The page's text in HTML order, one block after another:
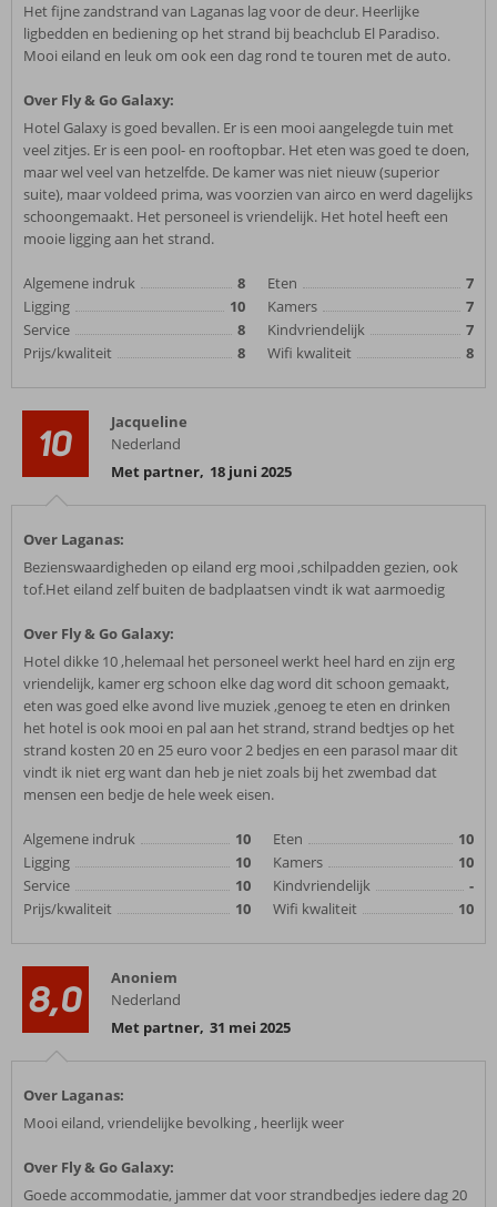
Het fijne zandstrand van Laganas lag voor de deur. Heerlijke
ligbedden en bediening op het strand bij beachclub El Paradiso.
Mooi eiland en leuk om ook een dag rond te touren met de auto.
Over Fly & Go Galaxy:
Hotel Galaxy is goed bevallen. Er is een mooi aangelegde tuin met
veel zitjes. Er is een pool- en rooftopbar. Het eten was goed te doen,
maar wel veel van hetzelfde. De kamer was niet nieuw (superior
suite), maar voldeed prima, was voorzien van airco en werd dagelijks
schoongemaakt. Het personeel is vriendelijk. Het hotel heeft een
mooie ligging aan het strand.
Algemene indruk
8
Ligging
10
Service
8
Prijs/kwaliteit
8
Eten
7
Kamers
7
Kindvriendelijk
7
Wifi kwaliteit
8
10
Jacqueline
Nederland
Met partner, 18 juni 2025
Over Laganas:
Bezienswaardigheden op eiland erg mooi ,schilpadden gezien, ook
tof.Het eiland zelf buiten de badplaatsen vindt ik wat aarmoedig
Over Fly & Go Galaxy:
Hotel dikke 10 ,helemaal het personeel werkt heel hard en zijn erg
vriendelijk, kamer erg schoon elke dag word dit schoon gemaakt,
eten was goed elke avond live muziek ,genoeg te eten en drinken
het hotel is ook mooi en pal aan het strand, strand bedtjes op het
strand kosten 20 en 25 euro voor 2 bedjes en een parasol maar dit
vindt ik niet erg want dan heb je niet zoals bij het zwembad dat
mensen een bedje de hele week eisen.
Algemene indruk
10
Ligging
10
Service
10
Prijs/kwaliteit
10
Eten
10
Kamers
10
Kindvriendelijk
-
Wifi kwaliteit
10
8,0
Anoniem
Nederland
Met partner, 31 mei 2025
Over Laganas:
Mooi eiland, vriendelijke bevolking , heerlijk weer
Over Fly & Go Galaxy:
Goede accommodatie, jammer dat voor strandbedjes iedere dag 20